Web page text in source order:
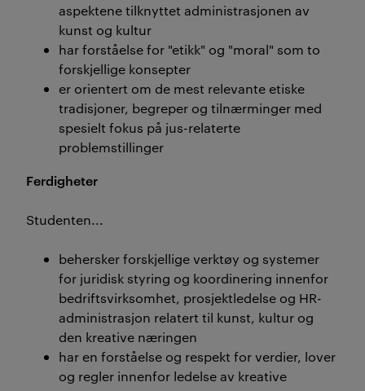
aspektene tilknyttet administrasjonen av
kunst og kultur
har forståelse for "etikk" og "moral" som to
forskjellige konsepter
er orientert om de mest relevante etiske
tradisjoner, begreper og tilnærminger med
spesielt fokus på jus-relaterte
problemstillinger
Ferdigheter
Studenten...
behersker forskjellige verktøy og systemer
for juridisk styring og koordinering innenfor
bedriftsvirksomhet, prosjektledelse og HR-
administrasjon relatert til kunst, kultur og
den kreative næringen
har en forståelse og respekt for verdier, lover
og regler innenfor ledelse av kreative